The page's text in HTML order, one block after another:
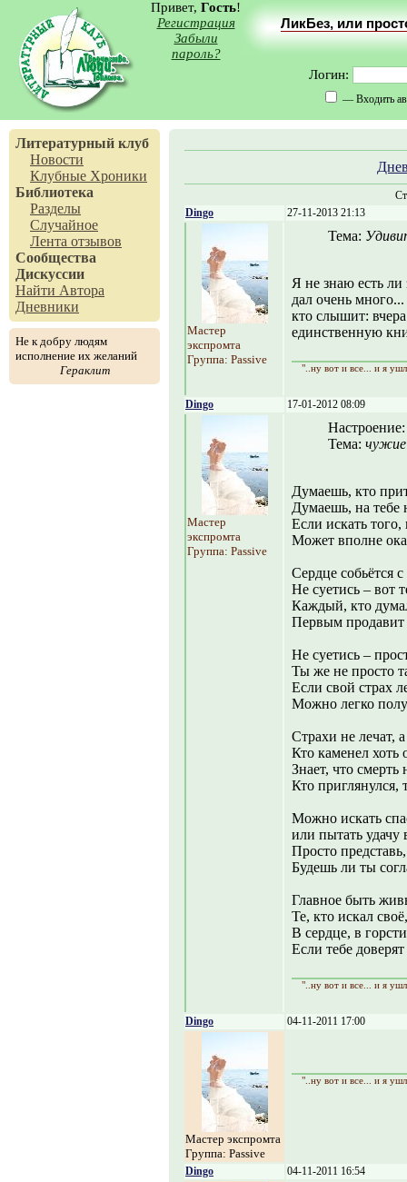
Привет, Гость!
Регистрация
Забыли
пароль?
ЛикБез, или
Логин:
— Входить
Литературный клуб
Новости
Клубные Хроники
Библиотека
Разделы
Случайное
Лента отзывов
Сообщества
Дискуссии
Найти Автора
Дневники
Не к добру людям
исполнение их желаний
Гераклит
Dingo
27-11-2013 21:13
Мастер
экспромта
Группа: Passive
Тема:
Я не знаю есть ли
дал очень
кто слышит:
единственную
"..ну вот и все... и я
Dingo 17-01-2012 08:09
Мастер
экспромта
Группа: Passive
Тема: чужие
Думаешь, кто
Думаешь, на тебе
Если искать того,
Может вполне
Сердце собьётся
Не суетись – вот
Каждый, кто
Первым продавит
Не суетись –
Ты же не просто
Если свой страх
Можно легко
Страхи не лечат,
Кто каменел хоть
Знает, что смерть
Кто приглянулся,
Можно искать
или пытать удачу
Просто
Будешь ли ты
Главное быть
Те, кто искал
В сердце, в
Если тебе
"..ну вот и все... и я
Dingo 04-11-2011 17:00
Мастер экспромта
Группа: Passive
"..ну вот и все... и я
Dingo 04-11-2011 16:54